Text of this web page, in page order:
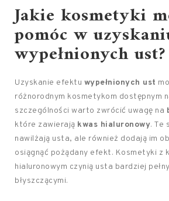
Jakie kosmetyki
pomóc w
wypełnionych ust?
Uzyskanie efektu wypełnionych ust
różnorodnym kosmetykom dostępnym
szczególności warto zwrócić uwagę na
które zawierają kwas hialuronowy. Te
nawilżają usta, ale również dodają im
osiągnąć pożądany efekt. Kosmetyki z
hialuronowym czynią usta bardziej
błyszczącymi.